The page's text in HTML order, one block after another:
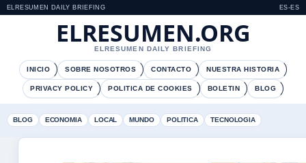
ELRESUMEN DAILY BRIEFING ES-ES
ELRESUMEN.ORG
ELRESUMEN DAILY BRIEFING
INICIO SOBRE NOSOTROS CONTACTO NUESTRA HISTORIA
PRIVACY POLICY POLITICA DE COOKIES BOLETIN BLOG
BLOG ECONOMIA LOCAL MUNDO POLITICA TECNOLOGIA